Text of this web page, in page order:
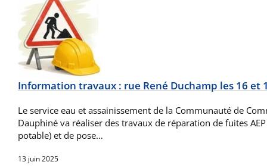
Information travaux : rue René Duchamp les 16 et
Le service eau et assainissement de la Communauté de
Dauphiné va réaliser des travaux de réparation de fuites
potable) et de pose…
13 juin 2025